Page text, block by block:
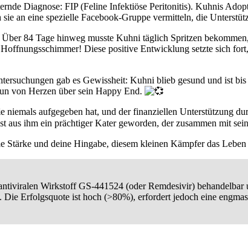
Diagnose: FIP (Feline Infektiöse Peritonitis). Kuhnis
an eine spezielle Facebook-Gruppe vermitteln, die
84 Tage hinweg musste Kuhni täglich Spritzen
Diese positive Entwicklung setzte sich
gab es Gewissheit: Kuhni blieb gesund und ist
von Herzen über sein Happy End.
aufgegeben hat, und der finanziellen Unterstützung
ihm ein prächtiger Kater geworden, der zusammen mit
Stärke und deine Hingabe, diesem kleinen Kämpfer das Leben
Wirkstoff GS-441524 (oder Remdesivir)
Erfolgsquote ist hoch (>80%), erfordert jedoch eine